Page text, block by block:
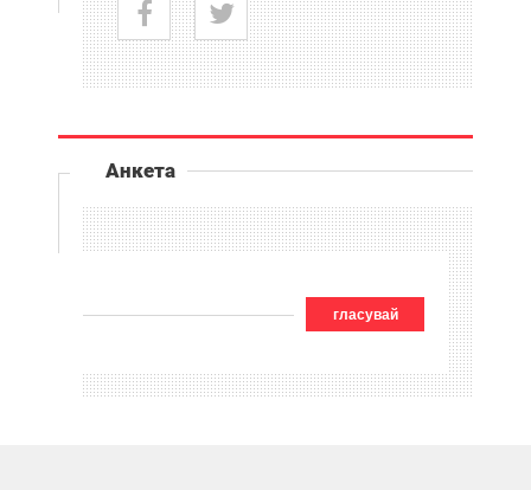
Анкета
гласувай